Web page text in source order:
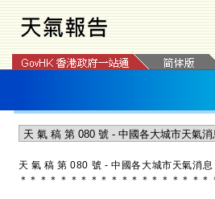
天 氣 稿 第 080 號 - 中國各大城市天氣消息
＊ ＊ ＊ ＊ ＊ ＊ ＊ ＊ ＊ ＊ ＊ ＊ ＊ ＊ ＊ ＊ ＊ ＊ ＊